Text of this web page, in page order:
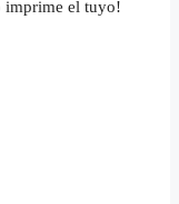
imprime el tuyo!